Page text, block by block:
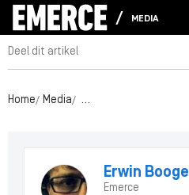
MEDIA
Deel dit artikel
Home Media Australisch verbod
Erwin
Emerce